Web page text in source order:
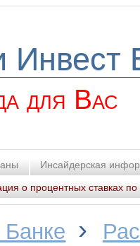
Инвест
для Вас
Инсайдерская
о процентных ставках по
›